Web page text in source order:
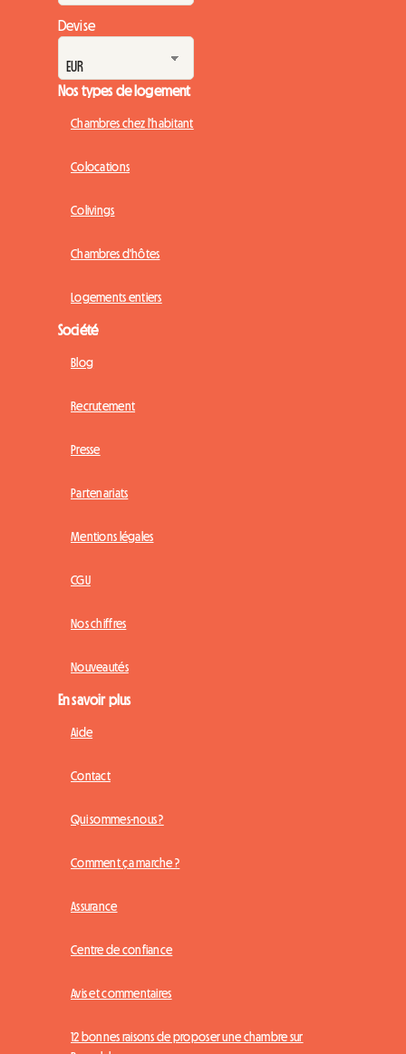
Devise
Nos types de logement
Chambres chez l'habitant
Colocations
Colivings
Chambres d'hôtes
Logements entiers
Société
Blog
Recrutement
Presse
Partenariats
Mentions légales
CGU
Nos chiffres
Nouveautés
En savoir plus
Aide
Contact
Qui sommes-nous ?
Comment ça marche ?
Assurance
Centre de confiance
Avis et commentaires
12 bonnes raisons de proposer une chambre sur